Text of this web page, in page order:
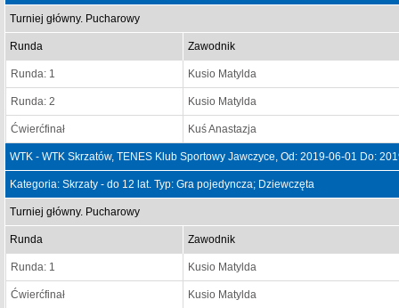
Turniej główny. Pucharowy
Runda Zawodnik
Runda: 1 Kusio Matylda
Runda: 2 Kusio Matylda
Ćwierćfinał Kuś Anastazja
WTK - WTK Skrzatów, TENES Klub Sportowy Jawczyce, Od: 2019-06-01 Do:
Kategoria: Skrzaty - do 12 lat. Typ: Gra pojedyncza; Dziewczęta
Turniej główny. Pucharowy
Runda Zawodnik
Runda: 1 Kusio Matylda
Ćwierćfinał Kusio Matylda